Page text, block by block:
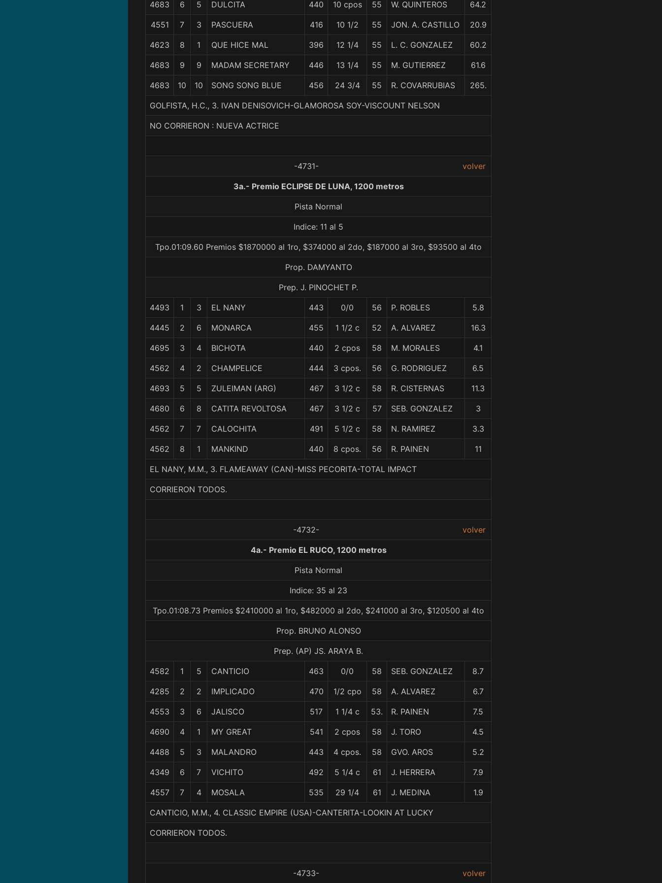
4683 6 5 DULCITA 440 10 cpos 55 W. QUINTEROS 64.2
4551 7 3 PASCUERA 416 10 1/2 55 JON. A. CASTILLO 20.9
4623 8 1 QUE HICE MAL 396 12 1/4 55 L. C. GONZALEZ 60.2
4683 9 9 MADAM SECRETARY 446 13 1/4 55 M. GUTIERREZ 61.6
4683 10 10 SONG SONG BLUE 456 24 3/4 55 R. COVARRUBIAS 265.
GOLFISTA, H.C., 3. IVAN DENISOVICH-GLAMOROSA SOY-VISCOUNT NELSON
NO CORRIERON : NUEVA ACTRICE
-4731- volver
3a.- Premio ECLIPSE DE LUNA, 1200 metros
Pista Normal
Indice: 11 al 5
Tpo.01:09.60 Premios $1870000 al 1ro, $374000 al 2do, $187000 al 3ro, $93500 al 4to
Prop. DAMYANTO
Prep. J. PINOCHET P.
4493 1 3 EL NANY 443 0/0 56 P. ROBLES 5.8
4445 2 6 MONARCA 455 1 1/2 c 52 A. ALVAREZ 16.3
4695 3 4 BICHOTA 440 2 cpos 58 M. MORALES 4.1
4562 4 2 CHAMPELICE 444 3 cpos. 56 G. RODRIGUEZ 6.5
4693 5 5 ZULEIMAN (ARG) 467 3 1/2 c 58 R. CISTERNAS 11.3
4680 6 8 CATITA REVOLTOSA 467 3 1/2 c 57 SEB. GONZALEZ 3
4562 7 7 CALOCHITA 491 5 1/2 c 58 N. RAMIREZ 3.3
4562 8 1 MANKIND 440 8 cpos. 56 R. PAINEN 11
EL NANY, M.M., 3. FLAMEAWAY (CAN)-MISS PECORITA-TOTAL IMPACT
CORRIERON TODOS.
-4732- volver
4a.- Premio EL RUCO, 1200 metros
Pista Normal
Indice: 35 al 23
Tpo.01:08.73 Premios $2410000 al 1ro, $482000 al 2do, $241000 al 3ro, $120500 al 4to
Prop. BRUNO ALONSO
Prep. (AP) JS. ARAYA B.
4582 1 5 CANTICIO 463 0/0 58 SEB. GONZALEZ 8.7
4285 2 2 IMPLICADO 470 1/2 cpo 58 A. ALVAREZ 6.7
4553 3 6 JALISCO 517 1 1/4 c 53. R. PAINEN 7.5
4690 4 1 MY GREAT 541 2 cpos 58 J. TORO 4.5
4488 5 3 MALANDRO 443 4 cpos. 58 GVO. AROS 5.2
4349 6 7 VICHITO 492 5 1/4 c 61 J. HERRERA 7.9
4557 7 4 MOSALA 535 29 1/4 61 J. MEDINA 1.9
CANTICIO, M.M., 4. CLASSIC EMPIRE (USA)-CANTERITA-LOOKIN AT LUCKY
CORRIERON TODOS.
-4733- volver